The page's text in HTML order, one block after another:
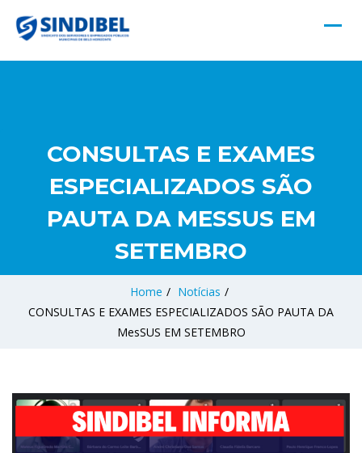
CONSULTAS E EXAMES
ESPECIALIZADOS SÃO
PAUTA DA MESSUS EM
SETEMBRO
Home / Notícias /
CONSULTAS E EXAMES ESPECIALIZADOS SÃO PAUTA DA
MesSUS EM SETEMBRO